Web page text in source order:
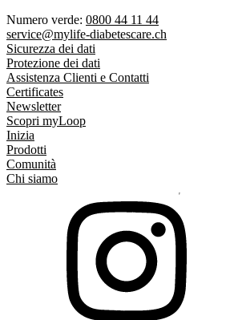
Numero verde: 0800 44 11 44
service@mylife-diabetescare.ch
Sicurezza dei dati
Protezione dei dati
Assistenza Clienti e Contatti
Certificates
Newsletter
Scopri myLoop
Inizia
Prodotti
Comunità
Chi siamo